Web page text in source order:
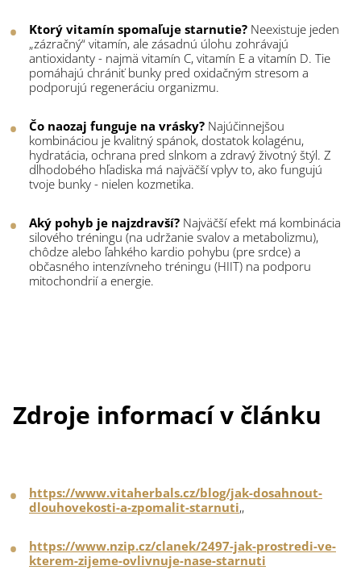
Ktorý vitamín spomaľuje starnutie? Neexistuje jeden
„zázračný“ vitamín, ale zásadnú úlohu zohrávajú
antioxidanty - najmä vitamín C, vitamín E a vitamín D. Tie
pomáhajú chrániť bunky pred oxidačným stresom a
podporujú regeneráciu organizmu.
Čo naozaj funguje na vrásky? Najúčinnejšou
kombináciou je kvalitný spánok, dostatok kolagénu,
hydratácia, ochrana pred slnkom a zdravý životný štýl. Z
dlhodobého hľadiska má najväčší vplyv to, ako fungujú
tvoje bunky - nielen kozmetika.
Aký pohyb je najzdravší? Najväčší efekt má kombinácia
silového tréningu (na udržanie svalov a metabolizmu),
chôdze alebo ľahkého kardio pohybu (pre srdce) a
občasného intenzívneho tréningu (HIIT) na podporu
mitochondrií a energie.
Zdroje informací v článku
https://www.vitaherbals.cz/blog/jak-dosahnout-
dlouhovekosti-a-zpomalit-starnuti,,
https://www.nzip.cz/clanek/2497-jak-prostredi-ve-
kterem-zijeme-ovlivnuje-nase-starnuti